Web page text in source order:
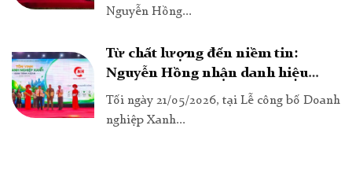
Nguyễn Hồng...
Từ chất lượng đến niềm tin:
Nguyễn Hồng nhận danh hiệu
“Doanh nghiệp vì người tiêu dùng
2026”
Tối ngày 21/05/2026, tại Lễ công bố Doanh
nghiệp Xanh...